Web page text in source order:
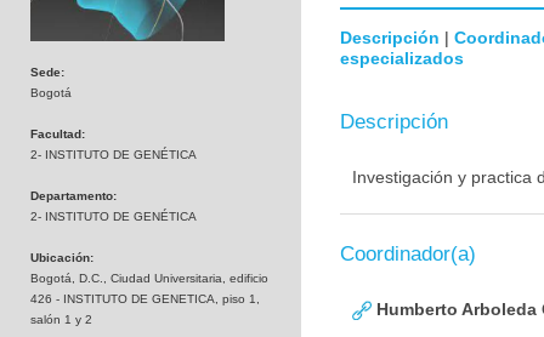
Sede:
Bogotá
Facultad:
2- INSTITUTO DE GENÉTICA
Departamento:
2- INSTITUTO DE GENÉTICA
Ubicación:
Bogotá, D.C., Ciudad Universitaria, edificio
426 - INSTITUTO DE GENETICA, piso 1,
salón 1 y 2
Descripción |
especializados
Descripción
Investigación y practica
Coordinador(a)
Humberto Arboleda